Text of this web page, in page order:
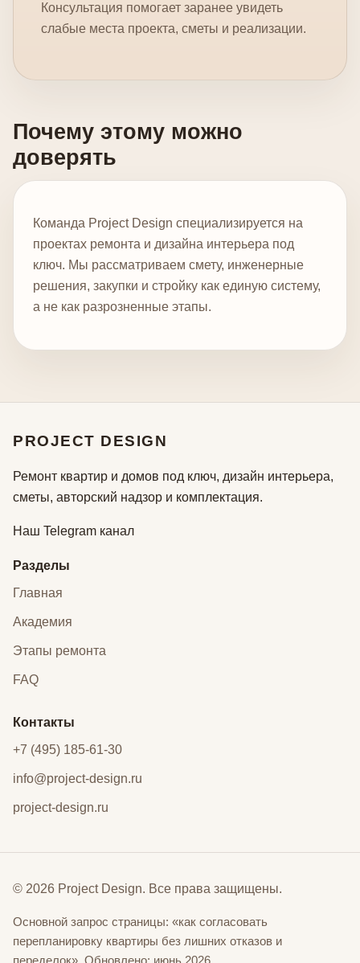
Консультация помогает заранее увидеть
слабые места проекта, сметы и реализации.
Почему этому можно
доверять
Команда Project Design специализируется на
проектах ремонта и дизайна интерьера под
ключ. Мы рассматриваем смету, инженерные
решения, закупки и стройку как единую систему,
а не как разрозненные этапы.
PROJECT DESIGN
Ремонт квартир и домов под ключ, дизайн интерьера,
сметы, авторский надзор и комплектация.
Наш Telegram канал
Разделы
Главная
Академия
Этапы ремонта
FAQ
Контакты
+7 (495) 185-61-30
info@project-design.ru
project-design.ru
© 2026 Project Design. Все права защищены.
Основной запрос страницы: «как согласовать
перепланировку квартиры без лишних отказов и